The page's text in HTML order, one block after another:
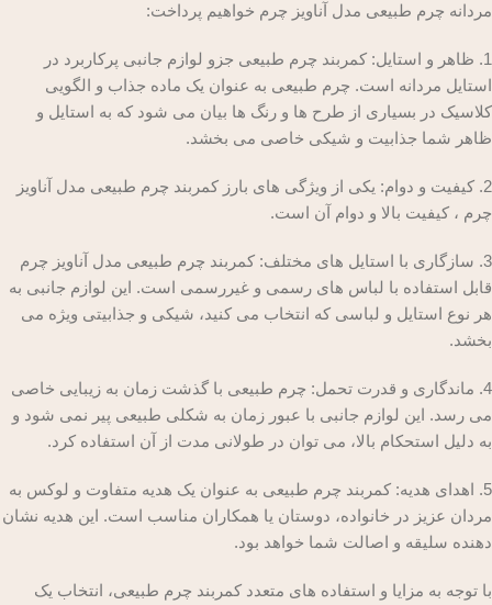
مردانه چرم طبیعی مدل آناویز چرم خواهیم پرداخت:
1. ظاهر و استایل: کمربند چرم طبیعی جزو لوازم جانبی پرکاربرد در
استایل مردانه است. چرم طبیعی به عنوان یک ماده جذاب و الگویی
کلاسیک در بسیاری از طرح ها و رنگ ها بیان می شود که به استایل و
ظاهر شما جذابیت و شیکی خاصی می بخشد.
2. کیفیت و دوام: یکی از ویژگی های بارز کمربند چرم طبیعی مدل آناویز
چرم ، کیفیت بالا و دوام آن است.
3. سازگاری با استایل های مختلف: کمربند چرم طبیعی مدل آناویز چرم
قابل استفاده با لباس های رسمی و غیررسمی است. این لوازم جانبی به
هر نوع استایل و لباسی که انتخاب می کنید، شیکی و جذابیتی ویژه می
بخشد.
4. ماندگاری و قدرت تحمل: چرم طبیعی با گذشت زمان به زیبایی خاصی
می رسد. این لوازم جانبی با عبور زمان به شکلی طبیعی پیر نمی شود و
به دلیل استحکام بالا، می توان در طولانی مدت از آن استفاده کرد.
5. اهدای هدیه: کمربند چرم طبیعی به عنوان یک هدیه متفاوت و لوکس به
مردان عزیز در خانواده، دوستان یا همکاران مناسب است. این هدیه نشان
دهنده سلیقه و اصالت شما خواهد بود.
با توجه به مزایا و استفاده های متعدد کمربند چرم طبیعی، انتخاب یک